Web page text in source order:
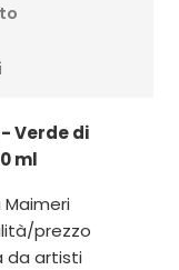
- Verde di
ml
Maimeri
prezzo
da artisti